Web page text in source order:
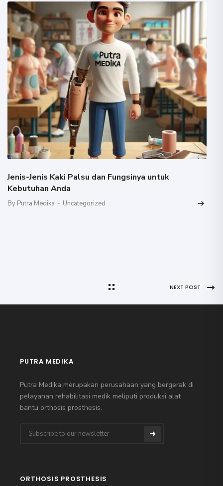
Jenis-Jenis Kaki Palsu dan Fungsinya untuk
Kebutuhan Anda
By Putra Medika - Uncategorized
NEXT POST
PUTRA MEDIKA
Putra Medika merupakan perusahaan yang bergerak di
pelayanan rehabilitasi medik meliputi produksi alat
bantu orthosis prosthesis.
ORTHOSIS PROSTHESIS